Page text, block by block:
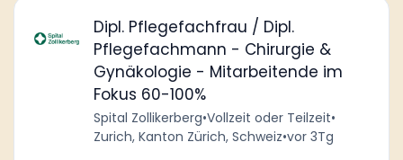
Dipl. Pflegefachfrau / Dipl.
Pflegefachmann - Chirurgie &
Gynäkologie - Mitarbeitende im
Fokus 60-100%
Spital Zollikerberg•Vollzeit oder Teilzeit•
Zurich, Kanton Zürich, Schweiz•vor 3Tg